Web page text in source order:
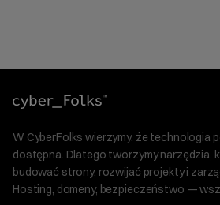
W CyberFolks wierzymy, że technologia
dostępna. Dlatego tworzymy narzędzia,
budować strony, rozwijać projekty i
Hosting, domeny, bezpieczeństwo —